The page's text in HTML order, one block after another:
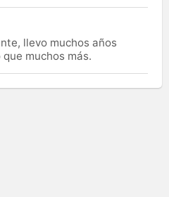
llevo muchos años
muchos más.